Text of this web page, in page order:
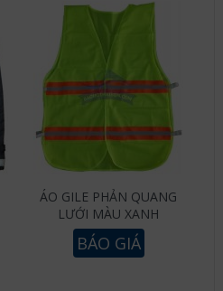
ÁO GILE PHẢN QUANG
LƯỚI MÀU XANH
BÁO GIÁ